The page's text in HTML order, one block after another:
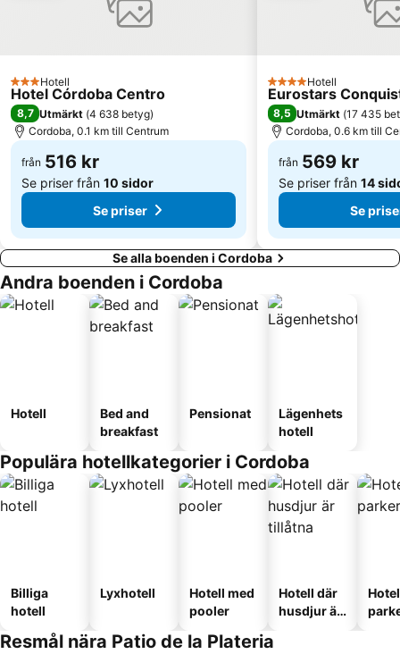
3 Stjärnor
Hotell
Hotel Córdoba Centro
8,7 Utmärkt (4 638 betyg)
Cordoba, 0.1 km till Centrum
från 516 kr
Se priser från 10 sidor
Se priser
4 Stjärnor
Hotell
Eurostars
8,5 Utmärkt (17 435
Cordoba, 0.6 km till
från 569 kr
Se priser från 14
Se
Se alla boenden i Cordoba
Andra boenden i Cordoba
Hotell
Bed and
breakfast
Pensionat
Lägenhets
hotell
Populära hotellkategorier i Cordoba
Billiga
hotell
Lyxhotell
Hotell med
pooler
Hotell där
husdjur är
Resmål nära Patio de la Plateria